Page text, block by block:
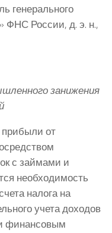
генерального
ФНС России, д. э. н.,
занижения
от
с займами и
необходимость
налога на
учета доходов
финансовым